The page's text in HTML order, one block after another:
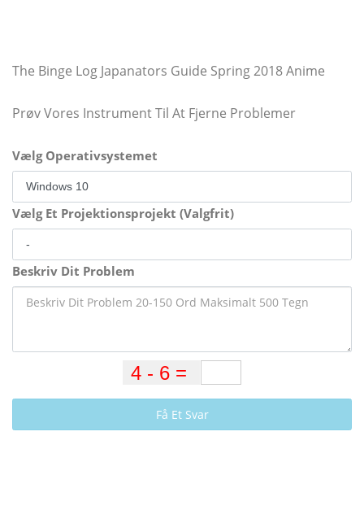
The Binge Log Japanators Guide Spring 2018 Anime
Prøv Vores Instrument Til At Fjerne Problemer
Vælg Operativsystemet
Vælg Et Projektionsprojekt (Valgfrit)
Beskriv Dit Problem
Få Et Svar